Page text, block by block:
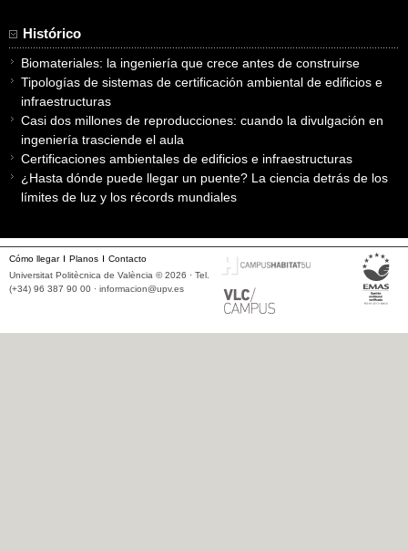
Histórico
Biomateriales: la ingeniería que crece antes de construirse
Tipologías de sistemas de certificación ambiental de edificios e
infraestructuras
Casi dos millones de reproducciones: cuando la divulgación en
ingeniería trasciende el aula
Certificaciones ambientales de edificios e infraestructuras
¿Hasta dónde puede llegar un puente? La ciencia detrás de los
límites de luz y los récords mundiales
Cómo llegar Planos
Contacto
Universitat Politècnica de València © 2026 · Tel.
(+34) 96 387 90 00 · informacion@upv.es